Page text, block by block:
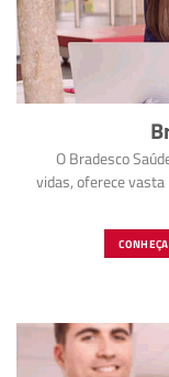
O Bradesco
vidas, oferece